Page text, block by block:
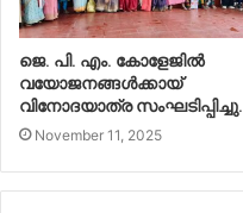
ജെ. പി. എം. കോളേജിൽ
വയോജനങ്ങൾക്കായ്
വിനോദയാത്ര സംഘടിപ്പിച്ചു.
November 11, 2025